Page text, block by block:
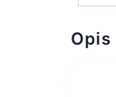
Opis